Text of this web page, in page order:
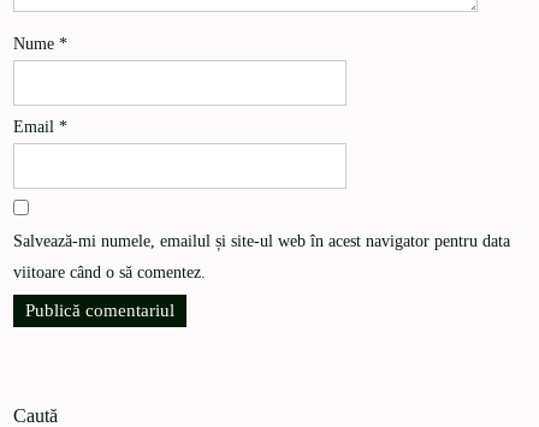
Nume*
Email*
Salvează-mi numele, emailul și site-ul web în acest navigator pentru data
viitoare când o să comentez.
Caută